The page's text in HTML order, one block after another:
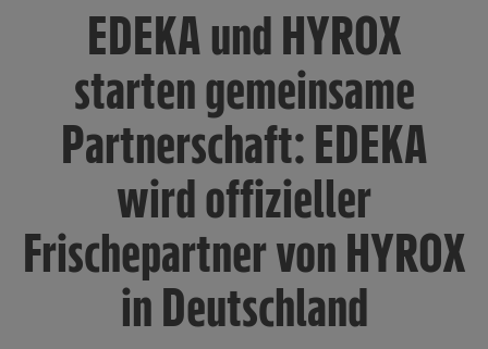
EDEKA und HYROX
starten gemeinsame
Partnerschaft: EDEKA
wird offizieller
Frischepartner von HYROX
in Deutschland